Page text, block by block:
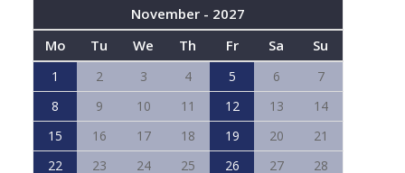
November - 2027
Mo
Tu We Th Fr Sa Su
1 2 3 4 5 6
7
8
9 10 11 12 13
14
15
16 17 18 19 20
21
22
23 24 25 26 27
28